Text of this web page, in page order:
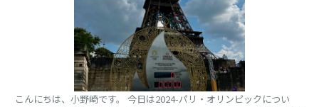
こんにちは、小野崎です。 今日は2024-パリ・オリンピックについ